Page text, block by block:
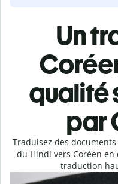
Un
qualité
par
Traduisez des
du Hindi vers Coréen
traduction